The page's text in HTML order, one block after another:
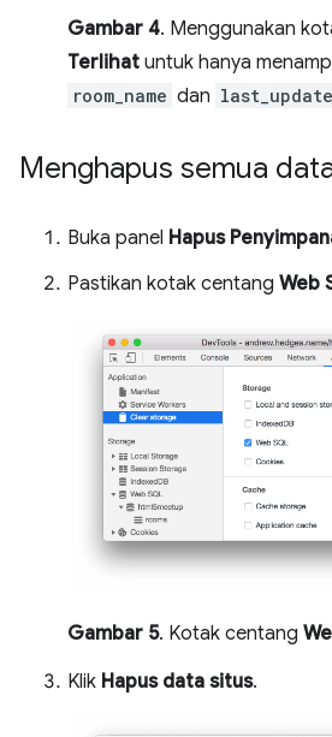
Gambar 4. Menggunakan
Terlihat untuk hanya
room_name dan
Menghapus semua
Buka panel Hapus
Pastikan kotak centang Web
Gambar 5. Kotak centang
Klik Hapus data situs.